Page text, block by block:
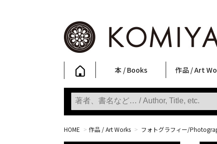
本 / Books
写真集
Photobooks
ファッション
Fashion
アート / 美術
Art
文学・人文
Literature & Humanities
日本文化
Japanese Culture
新刊
New Books
SALE
SALE
作品 / Art
フォトグラフ
Photography
ポスター
Posters
ストリートア
Street Art
立体・その他
Sculptures / etc
アートワーク
Art Works
Primary
KOMIYAMA
版画
Prints
HOME > 作品 / Art Works > フォトグラフィー/